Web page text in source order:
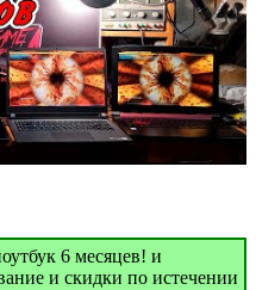
6 месяцев! и
и скидки по истечении